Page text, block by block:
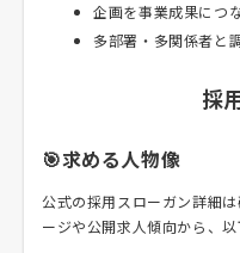
企画を事業成果につ
多部署・多関係者と
採
🎯求める人物像
公式の採用スローガン詳細
ージや公開求人傾向から、以